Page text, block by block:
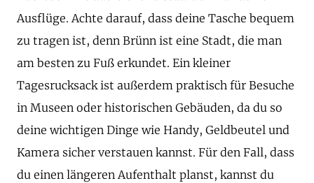
Ausflüge. Achte darauf, dass deine Tasche bequem
zu tragen ist, denn Brünn ist eine Stadt, die man
am besten zu Fuß erkundet. Ein kleiner
Tagesrucksack ist außerdem praktisch für Besuche
in Museen oder historischen Gebäuden, da du so
deine wichtigen Dinge wie Handy, Geldbeutel und
Kamera sicher verstauen kannst. Für den Fall, dass
du einen längeren Aufenthalt planst, kannst du